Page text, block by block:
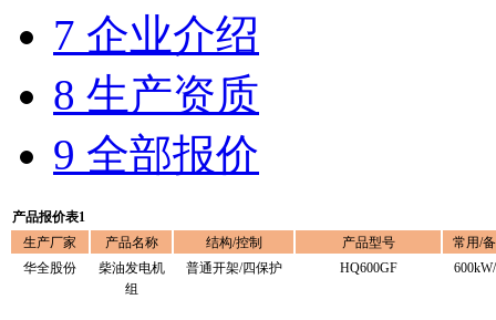
7 企业介绍
8 生产资质
9 全部报价
产品报价表1
生产厂家
产品名称 结构/控制 产品型号
常用/
华全股份
柴油发电机
组
普通开架/四保护 HQ600GF